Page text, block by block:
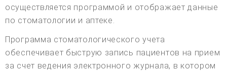
осуществляется программой и отображает данные
по стоматологии и аптеке.
Программа стоматологического учета
обеспечивает быструю запись пациентов на прием
за счет ведения электронного журнала, в котором